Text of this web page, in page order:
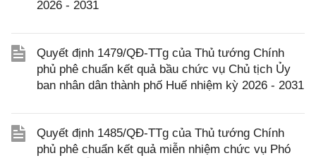
2026 - 2031
Quyết định 1479/QĐ-TTg của Thủ tướng Chính
phủ phê chuẩn kết quả bầu chức vụ Chủ tịch Ủy
ban nhân dân thành phố Huế nhiệm kỳ 2026 - 2031
Quyết định 1485/QĐ-TTg của Thủ tướng Chính
phủ phê chuẩn kết quả miễn nhiệm chức vụ Phó